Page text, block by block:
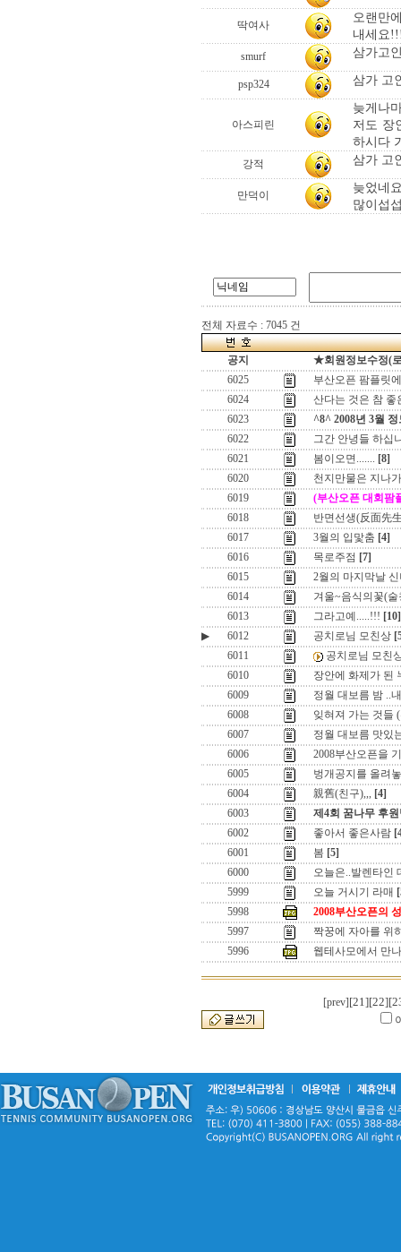
딱여사
오랜만
내세요
smurf 삼가고
psp324 삼가 고
아스피린
늦게나
저도 장
하시다
강적 삼가 고
만덕이
늦었네
많이섭
전체 자료수 : 7045 건
공지
★회원정보수정(
6025
부산오픈 팜플릿
6024
산다는 것은 참 좋
6023
^8^ 2008년 3월
6022
그간 안녕들 하십
6021
봄이오면....... [8]
6020
천지만물은 지나
6019
(부산오픈 대회팜
6018
반면선생(反面先
6017
3월의 입맟춤 [4]
6016
목로주점 [7]
6015
2월의 마지막날
6014
겨울~음식의꽃(
6013
그라고예.....!!! [10]
▶
6012 공치로님 모친상
6011
공치로님 모친
6010
장안에 화제가 된
6009
정월 대보름 밤 ..
6008
잊혀져 가는 것들
6007
정월 대보름 맛있
6006
2008부산오픈을
6005
벙개공지를 올려
6004
親舊(친구),,, [4]
6003
제4회 꿈나무 후
6002
좋아서 좋은사람
6001
봄 [5]
6000
오늘은..발렌타인
5999
오늘 거시기 라매
5998
2008부산오픈의
5997
짝꿍에 자아를 위
5996
웹테사모에서 만
[prev] [21][22]